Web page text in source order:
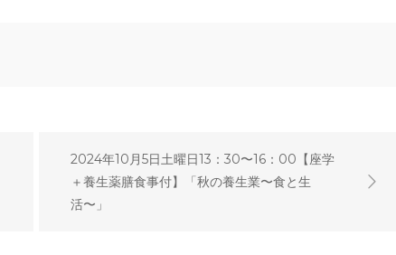
2024年10月5日土曜日13：30〜16：00【座学
＋養生薬膳食事付】「秋の養生業〜食と生
活〜」